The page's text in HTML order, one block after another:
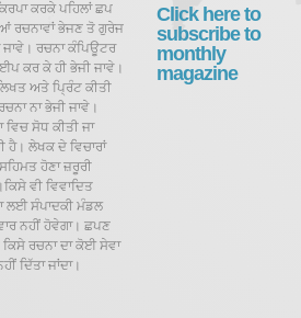
ਕਰਕੇ ਪਹਿਲਾਂ ਛਪ
ਰਚਨਾਵਾਂ ਭੇਜਣ ਤੋ ਗੁਰੇਜ
ਜਾਵੇ। ਰਚਨਾ ਕੰਪਿਊਟਰ
ਕਰ ਕੇ ਹੀ ਭੇਜੀ ਜਾਵੇ।
ਅਤੇ ਪ੍ਰਿੰਟ ਕੀਤੀ
ਨਾ ਭੇਜੀ ਜਾਵੇ।
ਵਿਚ ਸੋਧ ਕੀਤੀ ਜਾ
ਹੈ। ਲੇਖਕ ਦੇ ਵਿਚਾਰਾਂ
ਹੋਣਾ ਜ਼ਰੂਰੀ
ਵੀ ਵਿਵਾਦਿਤ
ਲਈ ਸੰਪਾਦਕੀ ਮੰਡਲ
ਨਹੀਂ ਹੋਵੇਗਾ। ਛਪਣ
ਕਿਸੇ ਰਚਨਾ ਦਾ ਕੋਈ ਸੇਵਾ
ਦਿੱਤਾ ਜਾਂਦਾ।
Click here to
subscribe to
monthly
magazine